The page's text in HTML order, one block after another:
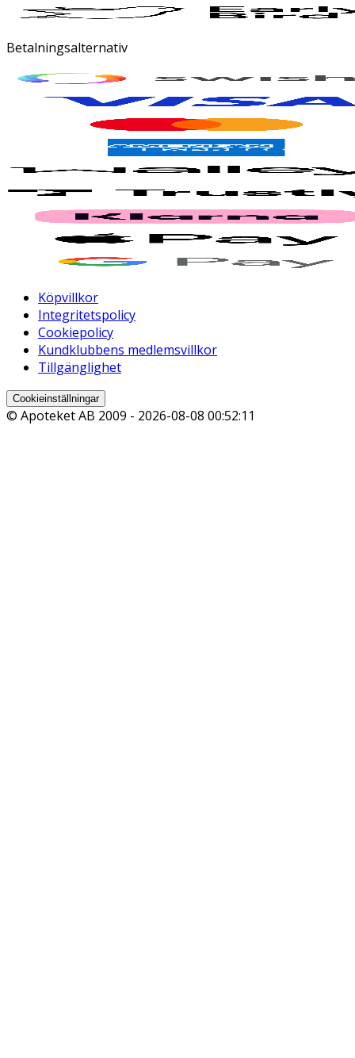
Betalningsalternativ
Köpvillkor
Integritetspolicy
Cookiepolicy
Kundklubbens medlemsvillkor
Tillgänglighet
Cookieinställningar
© Apoteket AB 2009 - 2026-08-08 00:52:11